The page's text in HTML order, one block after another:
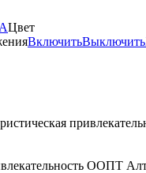
AЦвет
ВключитьВыключить
ООПТ